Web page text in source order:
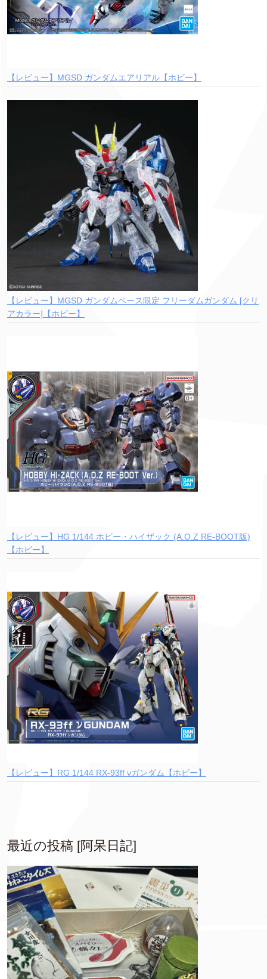
【レビュー】MGSD ガンダムエアリアル【ホビー】
【レビュー】MGSD ガンダムベース限定 フリーダムガンダム [クリ
アカラー]【ホビー】
【レビュー】HG 1/144 ホビー・ハイザック (A.O.Z RE-BOOT版)
【ホビー】
【レビュー】RG 1/144 RX-93ff νガンダム【ホビー】
最近の投稿 [阿呆日記]